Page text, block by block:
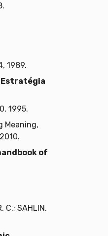
1989.
Estratégia
1995.
Meaning,
of
C.; SAHLIN,